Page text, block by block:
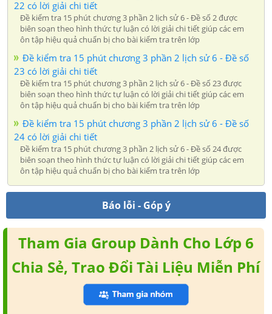
22 có lời giải chi tiết
Đề kiểm tra 15 phút chương 3 phần 2 lịch sử 6 - Đề số 2 được
biên soạn theo hình thức tự luận có lời giải chi tiết giúp các em
ôn tập hiệu quả chuẩn bị cho bài kiểm tra trên lớp
Đề kiểm tra 15 phút chương 3 phần 2 lịch sử 6 - Đề số
23 có lời giải chi tiết
Đề kiểm tra 15 phút chương 3 phần 2 lịch sử 6 - Đề số 23 được
biên soạn theo hình thức tự luận có lời giải chi tiết giúp các em
ôn tập hiệu quả chuẩn bị cho bài kiểm tra trên lớp
Đề kiểm tra 15 phút chương 3 phần 2 lịch sử 6 - Đề số
24 có lời giải chi tiết
Đề kiểm tra 15 phút chương 3 phần 2 lịch sử 6 - Đề số 24 được
biên soạn theo hình thức tự luận có lời giải chi tiết giúp các em
ôn tập hiệu quả chuẩn bị cho bài kiểm tra trên lớp
Báo lỗi - Góp ý
Tham Gia Group Dành Cho Lớp 6
Chia Sẻ, Trao Đổi Tài Liệu Miễn Phí